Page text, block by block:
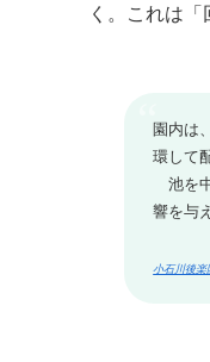
く。これは「
園内は
環して
池を
響を与
小石川後楽